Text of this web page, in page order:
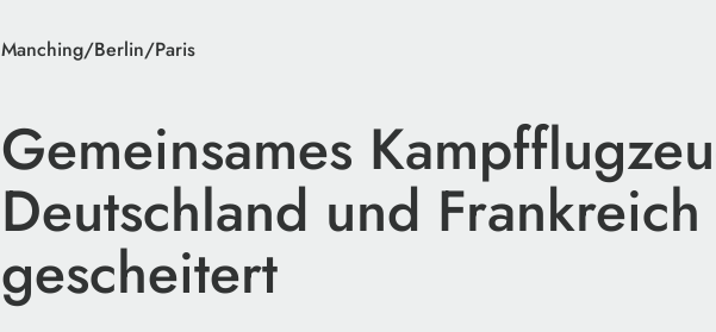
Manching/Berlin/Paris
Gemeinsames
Deutschland und Frankreich
gescheitert